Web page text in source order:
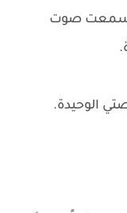
سمعت صوت
الوحيدة.